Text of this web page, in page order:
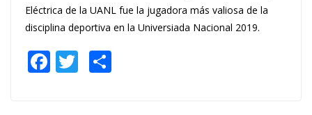
Eléctrica de la UANL fue la jugadora más valiosa de la
disciplina deportiva en la Universiada Nacional 2019.
F T